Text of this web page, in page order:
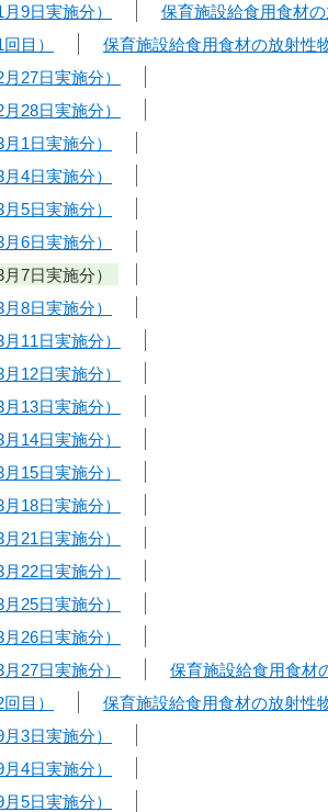
9日実施分）
保育施設給食用食材
目）
保育施設給食用食材の放射性
27日実施分）
28日実施分）
1日実施分）
4日実施分）
5日実施分）
6日実施分）
7日実施分）
8日実施分）
11日実施分）
12日実施分）
13日実施分）
14日実施分）
15日実施分）
18日実施分）
21日実施分）
22日実施分）
25日実施分）
26日実施分）
27日実施分）
保育施設給食用食材
目）
保育施設給食用食材の放射性
3日実施分）
4日実施分）
5日実施分）